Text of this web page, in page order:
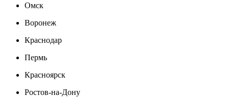
Омск
Воронеж
Краснодар
Пермь
Красноярск
Ростов-на-Дону